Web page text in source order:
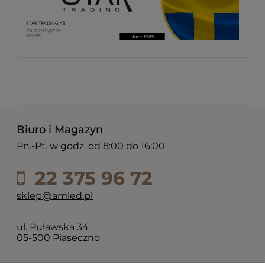
Biuro i Magazyn
Pn.-Pt. w godz. od 8:00 do 16:00
22 375 96 72
sklep@amled.pl
ul. Puławska 34
05-500 Piaseczno